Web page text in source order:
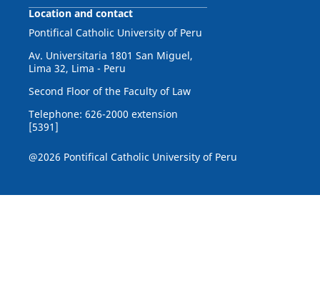
Location and contact
Pontifical Catholic University of Peru
Av. Universitaria 1801 San Miguel,
Lima 32, Lima - Peru
Second Floor of the Faculty of Law
Telephone: 626-2000 extension
[5391]
@2026 Pontifical Catholic University of Peru